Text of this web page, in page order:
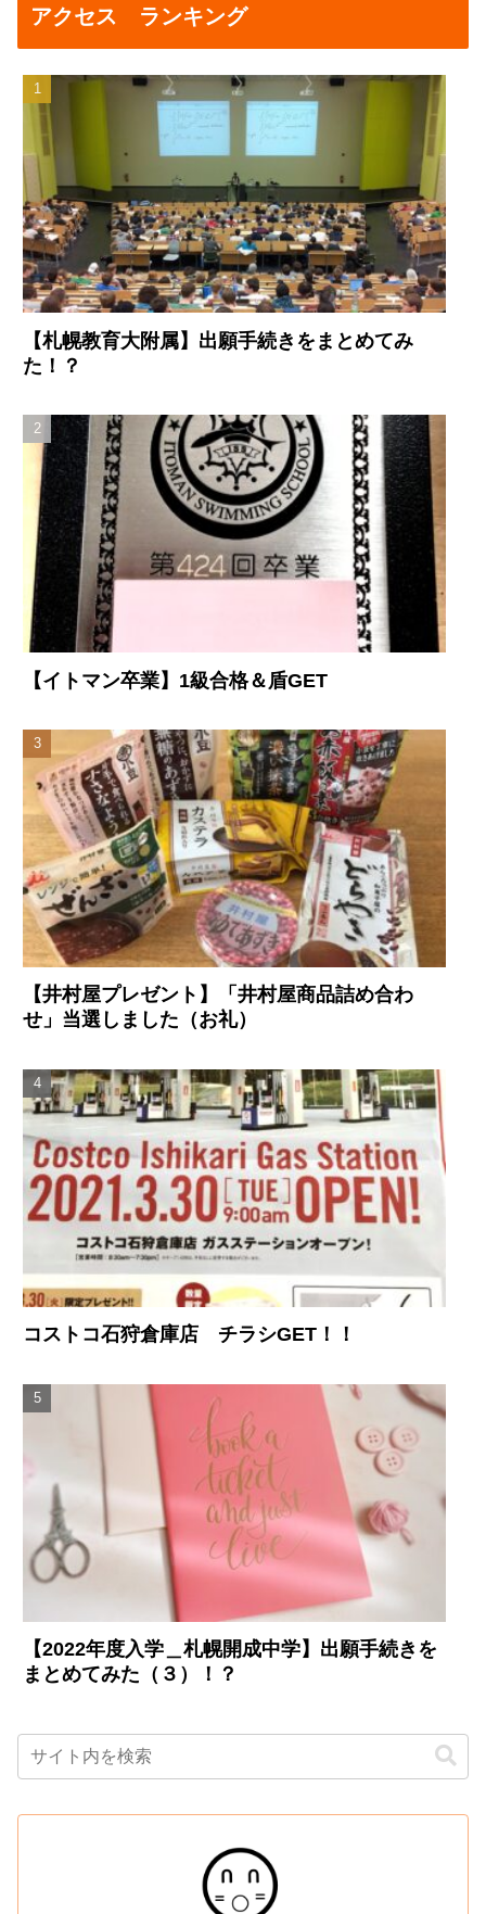
アクセス ランキング
【札幌教育大附属】出願手続きをまとめてみ
た！？
【イトマン卒業】1級合格＆盾GET
【井村屋プレゼント】「井村屋商品詰め合わ
せ」当選しました（お礼）
コストコ石狩倉庫店 チラシGET！！
【2022年度入学＿札幌開成中学】出願手続きを
まとめてみた（３）！？